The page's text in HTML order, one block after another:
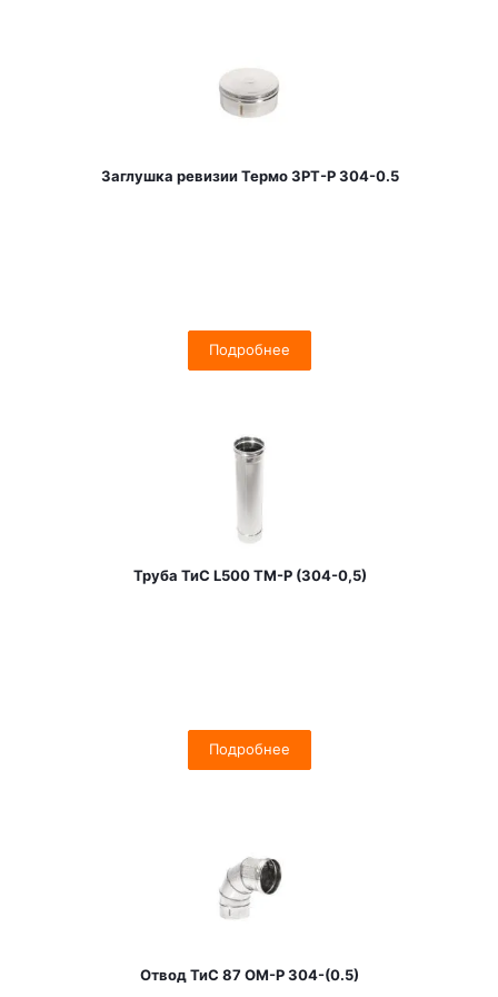
Заглушка ревизии Термо ЗРТ-Р 304-0.5
Подробнее
Труба ТиС L500 ТМ-Р (304-0,5)
Подробнее
Отвод ТиС 87 OM-Р 304-(0.5)